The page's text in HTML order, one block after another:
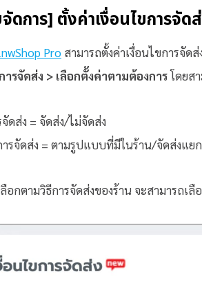
ดการ] ตั้งค่าเงื่อนไขการจัด
Pro สามารถตั้งค่าเงื่อนไขการจัด
ารจัดส่ง > เลือกตั้งค่าตามต้องการโดยส
จัดส่ง = จัดส่ง/ไม่จัดส่ง
ารจัดส่ง = ตามรูปแบบที่มีในร้าน/จัดส่งแย
อกตามวิธีการจัดส่งของร้าน จะสามารถเ